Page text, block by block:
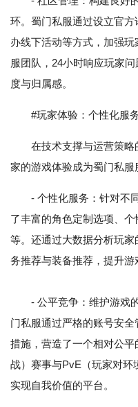
环。蜀门私服通过设立官
办线下活动等方式，加强
服团队，24小时响应玩家
度与归属感。
#玩家体验：个性化服
在技术支撑与运营策
家的游戏体验成为蜀门私服
- 个性化服务：针对不
了丰富的角色定制选项、
等。还通过大数据分析玩
务推荐与装备推荐，提升游
- 公平竞争：维护游戏的
门私服通过严格的账号安
措施，营造了一个相对公
战）赛事与PvE（玩家对环
实现自我价值的平台。